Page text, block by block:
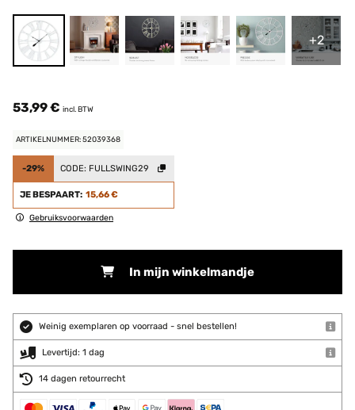
+2
53,99 € incl. BTW
ARTIKELNUMMER: 52039368
-29% CODE: FULLSWING29
JE BESPAART: 15,66 €
Gebruiksvoorwaarden
In mijn winkelmandje
Weinig exemplaren op voorraad - snel bestellen!
Levertijd: 1 dag
14 dagen retourrecht